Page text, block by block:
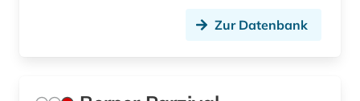
Zur Datenbank